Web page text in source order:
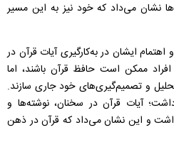
نشان می‌داد که خود نیز به این مسیر
اهتمام ایشان در به‌کارگیری آیات قرآن در
ممکن است حافظ قرآن باشند، اما
تحلیل و تصمیم‌گیری‌های خود جاری سازند.
آیات قرآن در سخنان، نوشته‌ها و
و این نشان می‌داد که قرآن در ذهن